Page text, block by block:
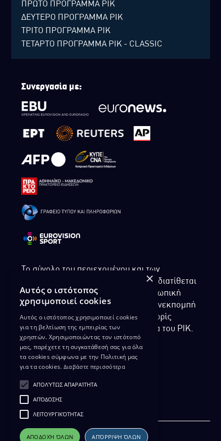
ΠΡΩΤΟ ΠΡΟΓΡΑΜΜΑ ΡΙΚ
ΔΕΥΤΕΡΟ ΠΡΟΓΡΑΜΜΑ ΡΙΚ
ΤΡΙΤΟ ΠΡΟΓΡΑΜΜΑ ΡΙΚ
ΤΕΤΑΡΤΟ ΠΡΟΓΡΑΜΜΑ ΡΙΚ - CLASSIC
Συνεργασία με:
Το σύνολο του περιεχομένου και των
υπηρεσιών της ιστοσελίδας του ΡΙΚ διατίθεται
στους επισκέπτες αυστηρά για προσωπική
χρήση. Απαγορεύεται η χρήση ή επανεκπομπή
του, σε οποιοδήποτε μορφή, με ή χωρίς
επεξεργασία και χωρίς γραπτή άδεια του ΡΙΚ.
ΔΙΚΑΙΩΜΑ ΠΡΟΣΤΑΣΙΑΣ ΔΕΔΟΜΕΝΩΝ
ΔΙΑΘΕΣΗ ΑΡΧΕΙΑΚΟΥ ΥΛΙΚΟΥ
ΠΟΛΙΤΙΚΗ ΑΠΟΡΡΗΤΟΥ EUROVISION
×
Αυτός ο ιστότοπος
χρησιμοποιεί cookies
Αυτός ο ιστότοπος χρησιμοποιεί cookies
για τη βελτίωση της εμπειρίας των
χρηστών. Χρησιμοποιώντας τον ιστότοπό
μας, παρέχετε τη συγκατάθεσή σας για όλα
τα cookies σύμφωνα με την Πολιτική μας
για τα cookies. Διαβάστε περισσότερα
ΑΠΟΛΎΤΩΣ ΑΠΑΡΑΊΤΗΤΑ
ΑΠΌΔΟΣΗΣ
ΛΕΙΤΟΥΡΓΙΚΌΤΗΤΑΣ
ΑΠΟΔΟΧΉ ΌΛΩΝ ΑΠΌΡΡΙΨΗ ΌΛΩΝ